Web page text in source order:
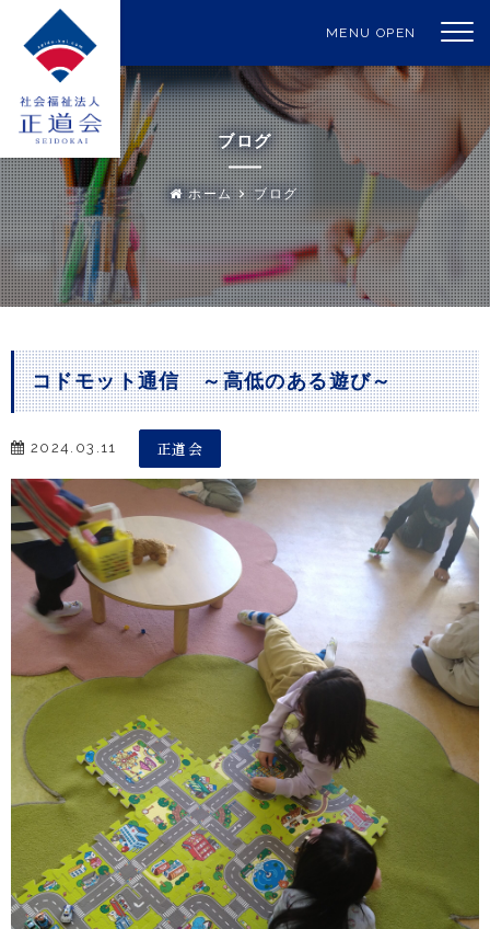
MENU OPEN
ブログ
ホーム ブログ
コドモット通信 ～高低のある遊び～
2024.03.11 正道会